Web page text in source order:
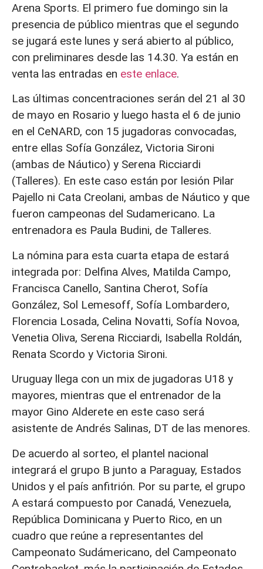
Arena Sports. El primero fue domingo sin la
presencia de público mientras que el segundo
se jugará este lunes y será abierto al público,
con preliminares desde las 14.30. Ya están en
venta las entradas en este enlace.
Las últimas concentraciones serán del 21 al 30
de mayo en Rosario y luego hasta el 6 de junio
en el CeNARD, con 15 jugadoras convocadas,
entre ellas Sofía González, Victoria Sironi
(ambas de Náutico) y Serena Ricciardi
(Talleres). En este caso están por lesión Pilar
Pajello ni Cata Creolani, ambas de Náutico y que
fueron campeonas del Sudamericano. La
entrenadora es Paula Budini, de Talleres.
La nómina para esta cuarta etapa de estará
integrada por: Delfina Alves, Matilda Campo,
Francisca Canello, Santina Cherot, Sofía
González, Sol Lemesoff, Sofía Lombardero,
Florencia Losada, Celina Novatti, Sofía Novoa,
Venetia Oliva, Serena Ricciardi, Isabella Roldán,
Renata Scordo y Victoria Sironi.
Uruguay llega con un mix de jugadoras U18 y
mayores, mientras que el entrenador de la
mayor Gino Alderete en este caso será
asistente de Andrés Salinas, DT de las menores.
De acuerdo al sorteo, el plantel nacional
integrará el grupo B junto a Paraguay, Estados
Unidos y el país anfitrión. Por su parte, el grupo
A estará compuesto por Canadá, Venezuela,
República Dominicana y Puerto Rico, en un
cuadro que reúne a representantes del
Campeonato Sudámericano, del Campeonato